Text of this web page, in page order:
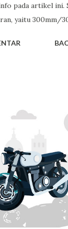
pada artikel ini.
yaitu 300mm/
ukuran
Belakang ukuran
2. Beat Injeksi /
mempunyai
shock
lebih tinggi,
artikel pendek ini
, Tim SRM
P : 0561